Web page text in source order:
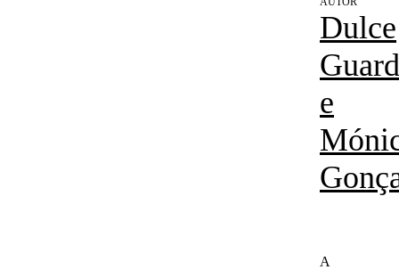
Dulce
e
A